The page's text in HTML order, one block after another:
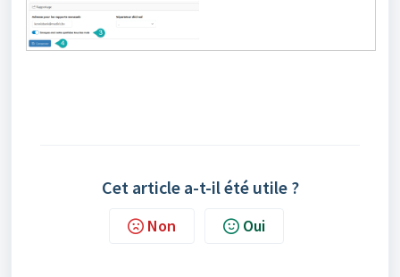
Cet article a-t-il été utile ?
Non Oui